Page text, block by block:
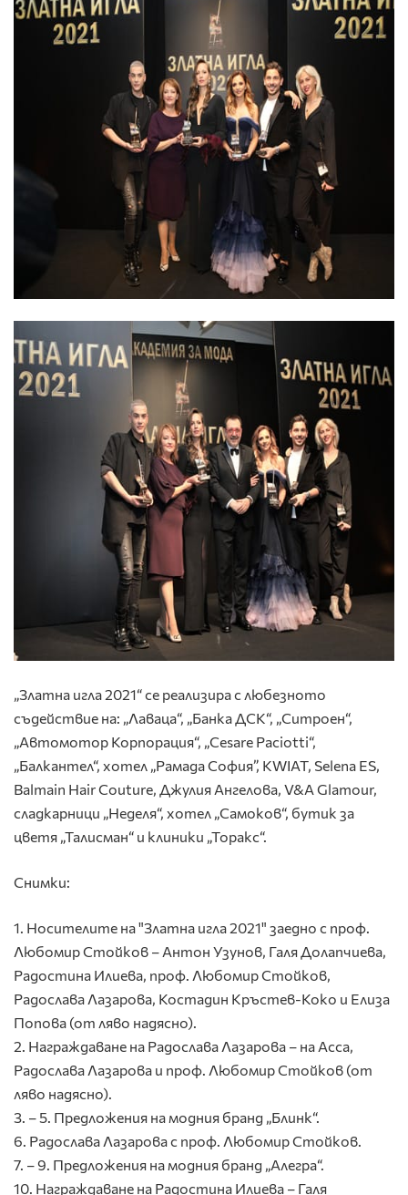
„Златна игла 2021“ се реализира с любезното
съдействие на: „Лаваца“, „Банка ДСК“, „Ситроен“,
„Автомотор Корпорация“, „Cesare Paciotti“,
„Балкантел“, хотел „Рамада София”, KWIAT, Selena ES,
Balmain Hair Couture, Джулия Ангелова, V&A Glamour,
сладкарници „Неделя“, хотел „Самоков“, бутик за
цветя „Талисман“ и клиники „Торакс“.
Снимки:
1. Носителите на "Златна игла 2021" заедно с проф.
Любомир Стойков – Антон Узунов, Галя Долапчиева,
Радостина Илиева, проф. Любомир Стойков,
Радослава Лазарова, Костадин Кръстев-Коко и Елиза
Попова (от ляво надясно).
2. Награждаване на Радослава Лазарова – на Асса,
Радослава Лазарова и проф. Любомир Стойков (от
ляво надясно).
3. – 5. Предложения на модния бранд „Блинк“.
6. Радослава Лазарова с проф. Любомир Стойков.
7. – 9. Предложения на модния бранд „Алегра“.
10. Награждаване на Радостина Илиева – Галя